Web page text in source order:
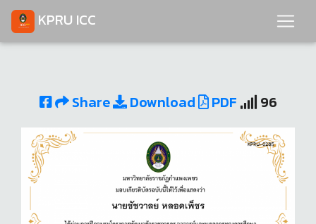
KPRU ICC
Share Download PDF 96